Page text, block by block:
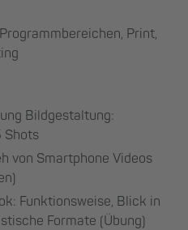
Print,
Bildgestaltung:
Shots
von Smartphone Videos
Funktionsweise, Blick in
Formate (Übung)